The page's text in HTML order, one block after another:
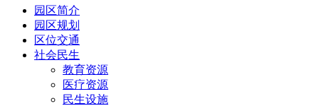
园区简介
园区规划
区位交通
社会民生
教育资源
医疗资源
民生设施